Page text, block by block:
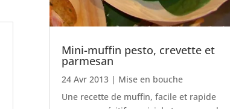
Mini-muffin pesto, crevette et
parmesan
24 Avr 2013| Mise en bouche
Une recette de muffin, facile et rapide